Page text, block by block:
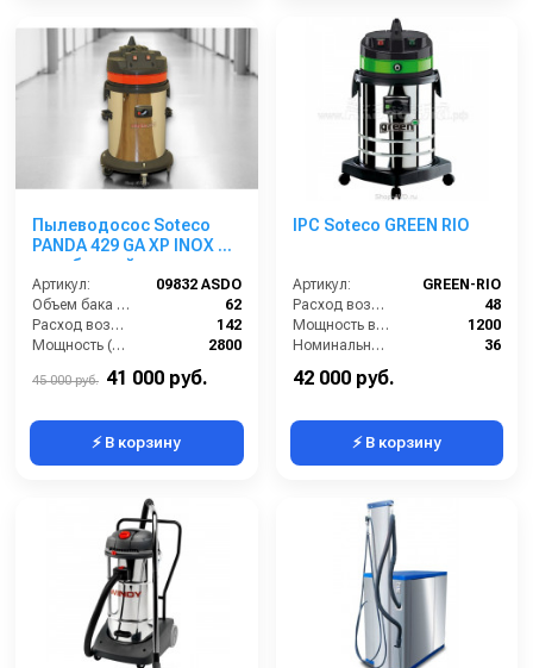
Пылеводосос Soteco
PANDA 429 GA XP INOX 2-
х турбинный
Артикул:
09832 ASDO
Объем бака (л):
62
Расход воздуха (л/сек):
142
Мощность (Вт):
2800
45 000 руб. 41 000 руб.
⚡ В корзину
IPC Soteco GREEN RIO
Артикул:
GREEN-RIO
Расход воздуха (л/сек):
48
Мощность всасывающей турбины (Вт):
1200
Номинальный диаметр принадлежностей (мм):
36
Объём бака для грязной воды (л):
42 000 руб.
⚡ В корзину